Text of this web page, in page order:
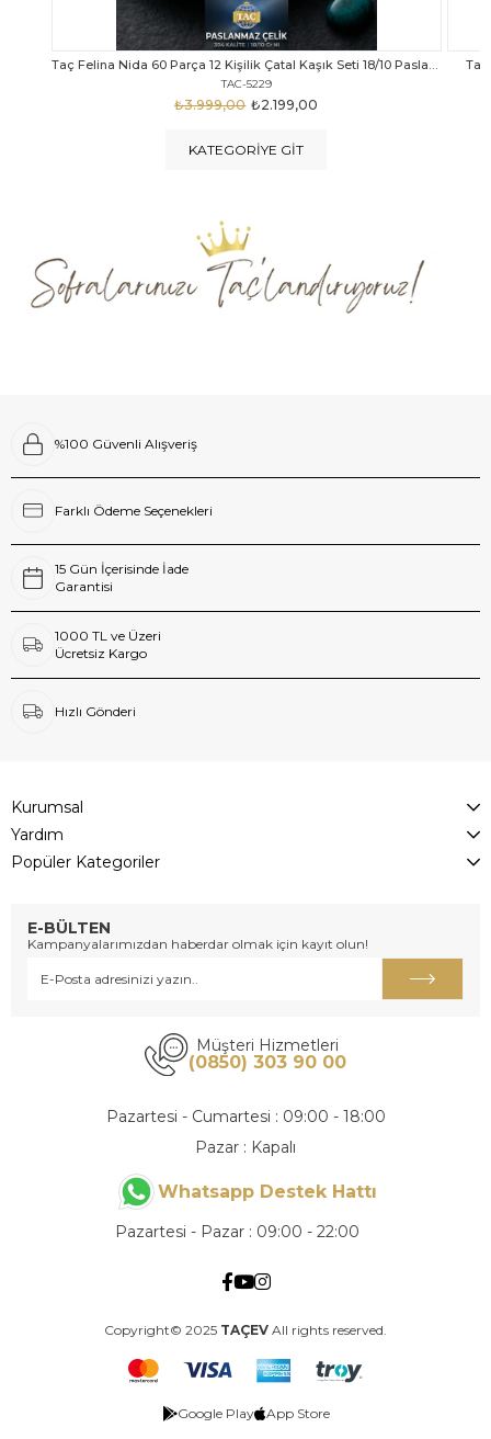
Taç Calista Tivoli 72 Parça 12 Kişilik Çatal Kaşık Bıçak Seti
TAC-5040
₺2.999,00
₺4.289,00
Taç
KATEGORIYE GIT
%100 Güvenli Alışveriş
Farklı Ödeme Seçenekleri
15 Gün İçerisinde İade
Garantisi
1000 TL ve Üzeri
Ücretsiz Kargo
Hızlı Gönderi
Kurumsal
Yardım
Popüler Kategoriler
E-BÜLTEN
Kampanyalarımızdan haberdar olmak için kayıt olun!
Müşteri Hizmetleri
(0850) 303 90 00
Pazartesi - Cumartesi : 09:00 - 18:00
Pazar : Kapalı
Whatsapp Destek Hattı
Pazartesi - Pazar : 09:00 - 22:00
Copyright© 2025 TAÇEV All rights reserved.
Google Play App Store